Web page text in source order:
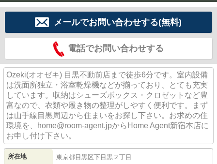
メールでお問い合わせする(無料)
電話でお問い合わせする
Ozeki(オオゼキ) 目黒不動前店まで徒歩6分です。室内設備
は洗面所独立・浴室乾燥機などが揃っており、とても充実
しています。収納はシューズボックス・クロゼットなど豊
富なので、衣類や履き物の整理がしやすく便利です。まず
は山手線目黒周辺から住まいをお探し下さい。お求めの住
環境を、home@room-agent.jpからHome Agent新宿本店に
お申し付け下さい。
所在地 東京都 目黒区下目黒 ２丁目